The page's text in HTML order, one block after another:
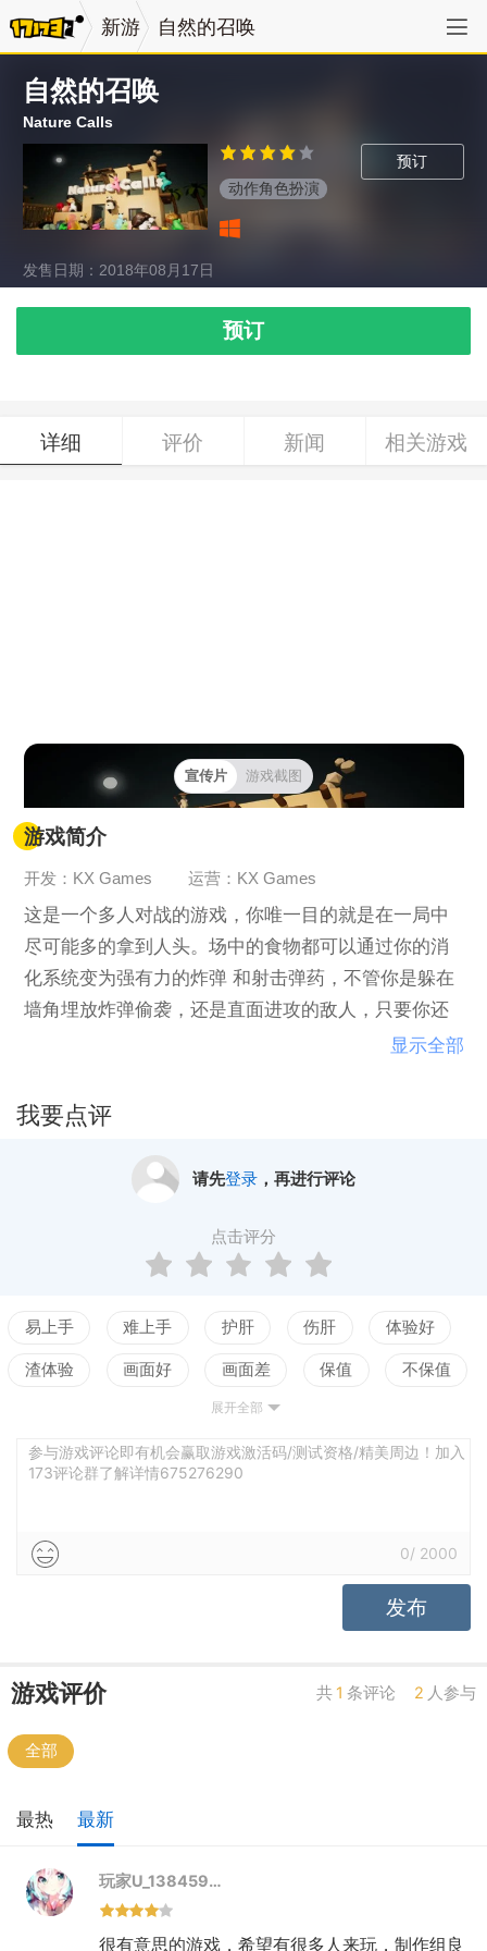
新游 自然的召唤
自然的召唤
Nature Calls
预订
动作角色扮演
发售日期：2018年08月17日
预订
详细 评价 新闻 相关游戏
宣传片 游戏截图
游戏简介
开发：KX Games 运营：KX Games
这是一个多人对战的游戏，你唯一目的就是在一局中
尽可能多的拿到人头。场中的食物都可以通过你的消
化系统变为强有力的炸弹 和射击弹药，不管你是躲在
墙角埋放炸弹偷袭，还是直面进攻的敌人，只要你还
站在场中，就是胜利。奇葩的炸弹外形，更加奇葩 的
加入他人房间，与他人大战三百场有多种地图可以选
择，不同的地图为你带来不一样的感受内置语音系
统，玩家在游玩的同时，可相互交流（吐槽）吃饱了
喝足了，那就开始我们没羞没臊的战斗吧！
像镜子中的地球。这个星球的居民非常好吃且好战。
同样的γ（伽马）星人也需要喝水来维持生命同时他们
己战斗能量的威力，这也要得益于他们强大的胃
类所不能比拟的能力比如：改变排泄物的形态或者改
变自身的形体
显示全部
我要点评
请先登录，再进行评论
点击评分
易上手 难上手 护肝 伤肝 体验好
渣体验 画面好 画面差 保值 不保值
测试
展开全部
参与游戏评论即有机会赢取游戏激活码/测试资格/精美周边！加入
173评论群了解详情675276290
0/ 2000
发布
游戏评价 共 1 条评论 2 人参与
全部
最热 最新
玩家U_138459…
很有意思的游戏，希望有很多人来玩，制作组良